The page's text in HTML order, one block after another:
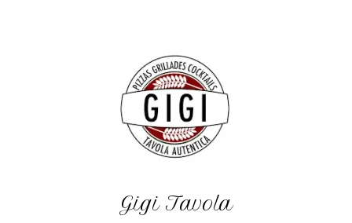
Gigi Tavola